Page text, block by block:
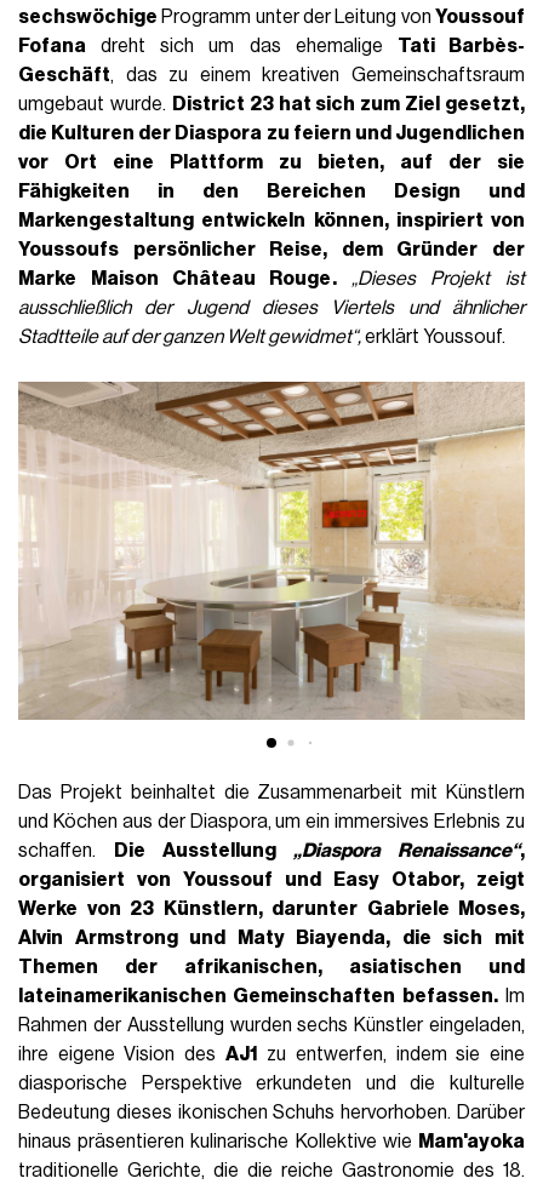
sechswöchige Programm unter der Leitung von Youssouf
Fofana dreht sich um das ehemalige Tati Barbès-
Geschäft, das zu einem kreativen Gemeinschaftsraum
umgebaut wurde. District 23 hat sich zum Ziel gesetzt,
die Kulturen der Diaspora zu feiern und Jugendlichen
vor Ort eine Plattform zu bieten, auf der sie
Fähigkeiten in den Bereichen Design und
Markengestaltung entwickeln können, inspiriert von
Youssoufs persönlicher Reise, dem Gründer der
Marke Maison Château Rouge.
„Dieses Projekt ist
ausschließlich der Jugend dieses Viertels und ähnlicher
Stadtteile auf der ganzen Welt gewidmet“,erklärt Youssouf.
Das Projekt beinhaltet die Zusammenarbeit mit Künstlern
und Köchen aus der Diaspora, um ein immersives Erlebnis zu
schaffen.
Die Ausstellung „Diaspora Renaissance“,
organisiert von Youssouf und Easy Otabor, zeigt
Werke von 23 Künstlern, darunter Gabriele Moses,
Alvin Armstrong und Maty Biayenda, die sich mit
Themen der afrikanischen, asiatischen und
lateinamerikanischen Gemeinschaften befassen.Im
Rahmen der Ausstellung wurden sechs Künstler eingeladen,
ihre eigene Vision des AJ1
zu entwerfen, indem sie eine
diasporische Perspektive erkundeten und die kulturelle
Bedeutung dieses ikonischen Schuhs hervorhoben. Darüber
hinaus präsentieren kulinarische Kollektive wie Mam'ayoka
traditionelle Gerichte, die die reiche Gastronomie des 18.